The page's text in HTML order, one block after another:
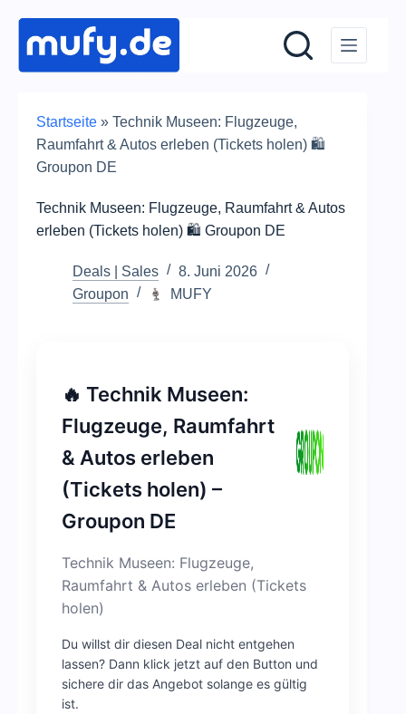
Inhalt
springen
Startseite » Technik Museen: Flugzeuge,
Raumfahrt & Autos erleben (Tickets holen) 🛍️
Groupon DE
Technik Museen: Flugzeuge, Raumfahrt & Autos
erleben (Tickets holen) 🛍️ Groupon DE
Deals | Sales
8. Juni 2026
Groupon
MUFY
🔥 Technik Museen:
Flugzeuge, Raumfahrt
& Autos erleben
(Tickets holen) –
Groupon DE
Technik Museen: Flugzeuge,
Raumfahrt & Autos erleben (Tickets
holen)
Du willst dir diesen Deal nicht entgehen
lassen? Dann klick jetzt auf den Button und
sichere dir das Angebot solange es gültig
ist.